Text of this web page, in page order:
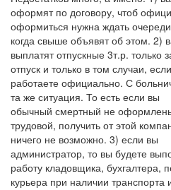
оформят по договору, чтоб
оформиться нужна ждать
когда свыше объявят об этом. 2)
выплатят отпускные 3т.р. только
отпуск и только в том случаи,
работаете официально. С
та же ситуация. То есть если вы
обычный смертный не
трудовой, получить от этой
ничего не возможно. 3) если вы
администратор, то вы будете
работу кладовщика, бухгалтера,
курьера при наличии транспорта